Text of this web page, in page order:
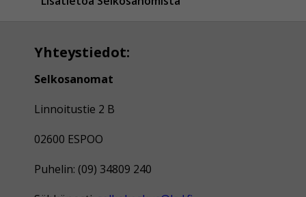
Yhteystiedot:
Selkosanomat
Linnoitustie 2 B
02600 ESPOO
Puhelin: (09) 34809 240